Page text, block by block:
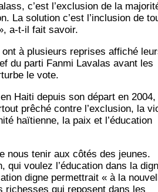
c’est l’exclusion de la
La solu­tion c’est l’inclusion de
a‑t-il fait savoir.
à plu­sieurs reprises affi­ché
du par­ti Fan­mi Lava­las avant les
le vote.
Hai­ti depuis son départ en 2004,
prê­ché contre l’exclusion, la
haï­tienne, la paix et l’éducation
nous tenir aux côtés des jeunes.
qui vou­lez l’éducation dans la
digne per­met­trait « à la
richesses qui reposent dans les